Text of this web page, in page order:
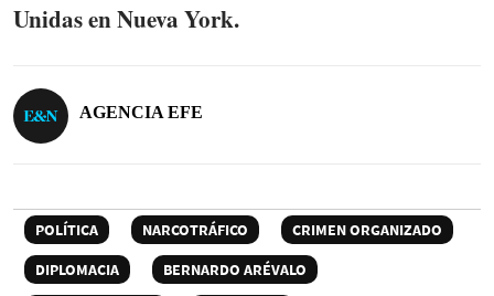
Unidas en Nueva York.
AGENCIA EFE
POLÍTICA NARCOTRÁFICO
CRIMEN ORGANIZADO
DIPLOMACIA
BERNARDO ARÉVALO